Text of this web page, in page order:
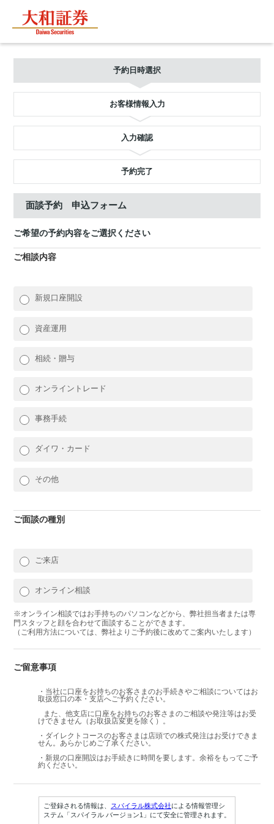
予約日時選択
お客様情報入力
入力確認
予約完了
面談予約 申込フォーム
ご希望の予約内容をご選択ください
ご相談内容
新規口座開設
資産運用
相続・贈与
オンライントレード
事務手続
ダイワ・カード
その他
ご面談の種別
ご来店
オンライン相談
※オンライン相談ではお手持ちのパソコンなどから、弊社担当者または専
門スタッフと顔を合わせて面談することができます。
（ご利用方法については、弊社よりご予約後に改めてご案内いたします）
ご留意事項
・当社に口座をお持ちのお客さまのお手続きやご相談についてはお
取扱窓口の本・支店へご予約ください。
また、他支店に口座をお持ちのお客さまのご相談や発注等はお受
けできません（お取扱店変更を除く）。
・ダイレクトコースのお客さまは店頭での株式発注はお受けできま
せん。あらかじめご了承ください。
・新規の口座開設はお手続きに時間を要します。余裕をもってご予
約ください。
ご登録される情報は、 スパイラル株式会社による情報管理シ
ステム「スパイラル バージョン1」にて安全に管理されます。